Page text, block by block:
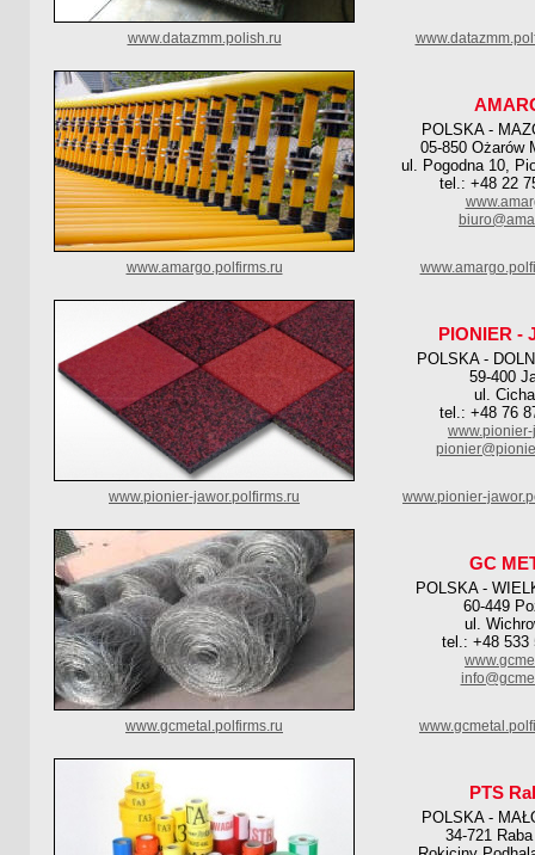
www.datazmm.polish.ru
POLSKA -
05-850 Ożarów
ul. Pogodna 10,
tel.: +48 22
www.amargo.polfirms.ru
PIONIER -
POLSKA -
59-400
ul.
tel.: +48 76
www.pionier-jawor.polfirms.ru www.pionier-
GC
POLSKA -
60-449
ul.
tel.: +48 533
www.gcmetal.polfirms.ru
PTS
POLSKA -
34-721